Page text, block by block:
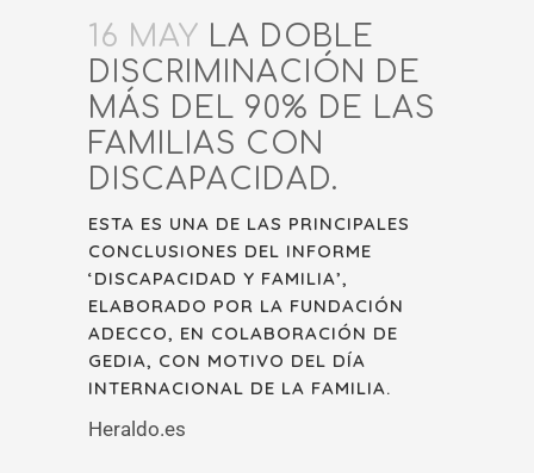
16 MAY LA DOBLE
DISCRIMINACIÓN DE
MÁS DEL 90% DE LAS
FAMILIAS CON
DISCAPACIDAD.
ESTA ES UNA DE LAS PRINCIPALES
CONCLUSIONES DEL INFORME
‘DISCAPACIDAD Y FAMILIA’,
ELABORADO POR LA FUNDACIÓN
ADECCO, EN COLABORACIÓN DE
GEDIA, CON MOTIVO DEL DÍA
INTERNACIONAL DE LA FAMILIA.
Heraldo.es